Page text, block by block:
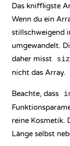
Das kniffligste
Wenn du ein
stillschweigend
umgewandelt.
daher misst
nicht das Array.
Beachte, dass
reine Kosmetik.
Länge selbst